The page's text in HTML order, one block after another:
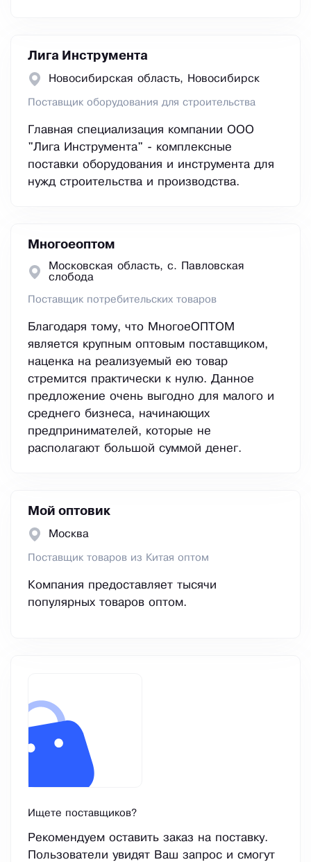
Лига Инструмента
Новосибирская область, Новосибирск
Поставщик оборудования для строительства
Главная специализация компании ООО
"Лига Инструмента" - комплексные
поставки оборудования и инструмента для
нужд строительства и производства.
Многоеоптом
Московская область, с. Павловская
слобода
Поставщик потребительских товаров
Благодаря тому, что МногоеОПТОМ
является крупным оптовым поставщиком,
наценка на реализуемый ею товар
стремится практически к нулю. Данное
предложение очень выгодно для малого и
среднего бизнеса, начинающих
предпринимателей, которые не
располагают большой суммой денег.
Мой оптовик
Москва
Поставщик товаров из Китая оптом
Компания предоставляет тысячи
популярных товаров оптом.
Ищете поставщиков?
Рекомендуем оставить заказ на поставку.
Пользователи увидят Ваш запрос и смогут